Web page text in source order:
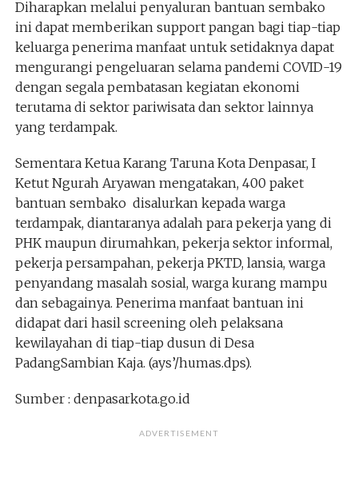
Diharapkan melalui penyaluran bantuan sembako
ini dapat memberikan support pangan bagi tiap-tiap
keluarga penerima manfaat untuk setidaknya dapat
mengurangi pengeluaran selama pandemi COVID-19
dengan segala pembatasan kegiatan ekonomi
terutama di sektor pariwisata dan sektor lainnya
yang terdampak.
Sementara Ketua Karang Taruna Kota Denpasar, I
Ketut Ngurah Aryawan mengatakan, 400 paket
bantuan sembako disalurkan kepada warga
terdampak, diantaranya adalah para pekerja yang di
PHK maupun dirumahkan, pekerja sektor informal,
pekerja persampahan, pekerja PKTD, lansia, warga
penyandang masalah sosial, warga kurang mampu
dan sebagainya. Penerima manfaat bantuan ini
didapat dari hasil screening oleh pelaksana
kewilayahan di tiap-tiap dusun di Desa
PadangSambian Kaja. (ays’/humas.dps).
Sumber : denpasarkota.go.id
ADVERTISEMENT